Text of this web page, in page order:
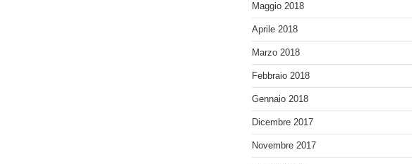
Maggio 2018
Aprile 2018
Marzo 2018
Febbraio 2018
Gennaio 2018
Dicembre 2017
Novembre 2017